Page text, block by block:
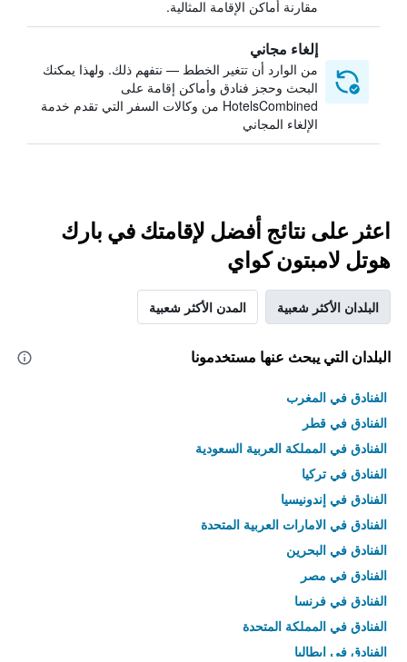
مقارنة أماكن الإقامة المثالية.
إلغاء مجاني
من الوارد أن تتغير الخطط — نتفهم ذلك. ولهذا يمكنك
البحث وحجز فنادق وأماكن إقامة على
HotelsCombined من وكالات السفر التي تقدم خدمة
الإلغاء المجاني
اعثر على نتائج أفضل لإقامتك في بارك
هوتل لامبتون كواي
البلدان الأكثر شعبية المدن الأكثر شعبية
البلدان التي يبحث عنها مستخدمونا
الفنادق في المغرب
الفنادق في قطر
الفنادق في المملكة العربية السعودية
الفنادق في تركيا
الفنادق في إندونيسيا
الفنادق في الامارات العربية المتحدة
الفنادق في البحرين
الفنادق في مصر
الفنادق في فرنسا
الفنادق في المملكة المتحدة
الفنادق في إيطاليا